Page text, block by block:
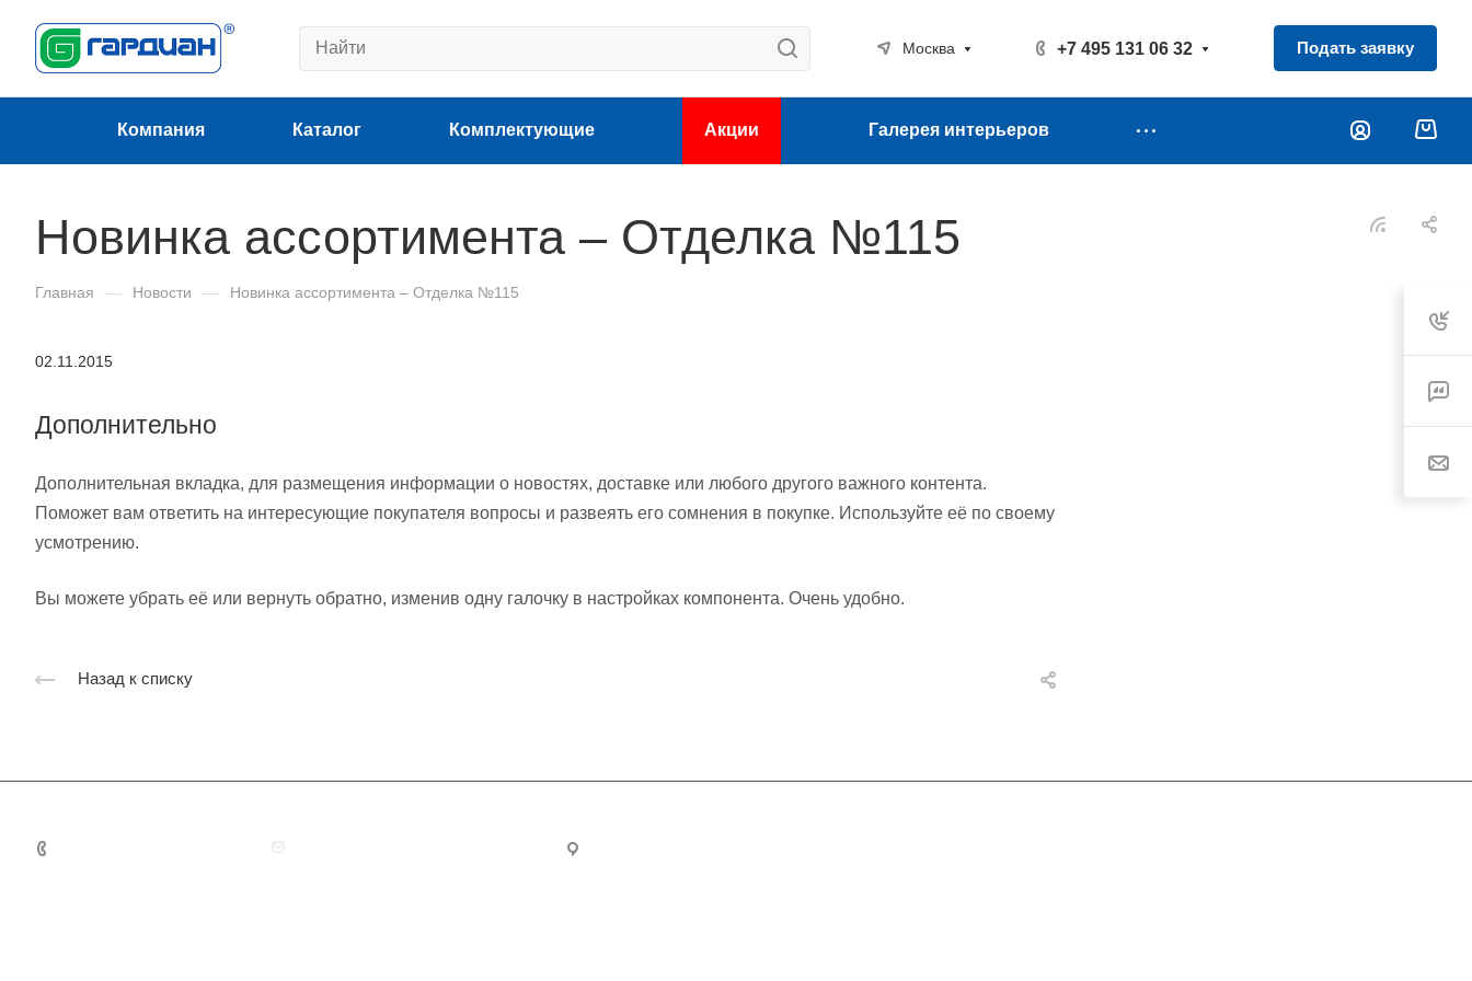
Москва +7 495 131 06 32 Подать заявку
Компания Каталог Комплектующие Акции Галерея интерьеров
Новинка ассортимента – Отделка №115
Главная — Новости — Новинка ассортимента – Отделка №115
02.11.2015
Дополнительно
Дополнительная вкладка, для размещения информации о новостях, доставке или любого другого важного контента.
Поможет вам ответить на интересующие покупателя вопросы и развеять его сомнения в покупке. Используйте её по своему
усмотрению.
Вы можете убрать её или вернуть обратно, изменив одну галочку в настройках компонента. Очень удобно.
Назад к списку